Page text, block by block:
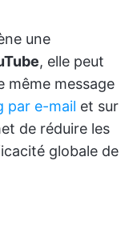
une
, elle peut
même message
par e-mail et sur
de réduire les
globale de